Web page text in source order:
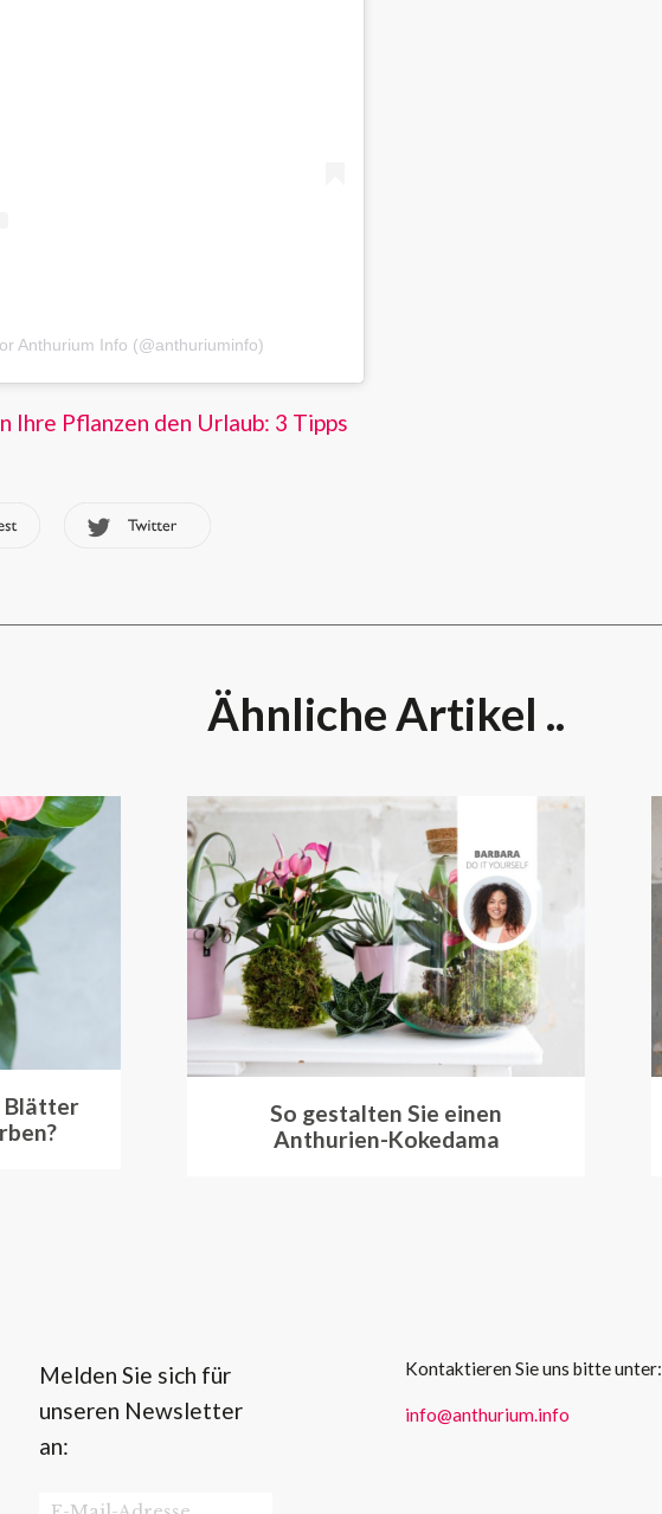
Anthurium Info (@anthuriuminfo)
Ihre Pflanzen den Urlaub: 3 Tipps
Ähnliche Artikel ..
Blätter
So gestalten Sie einen
Anthurien-Kokedama
Melden Sie sich für
unseren Newsletter
an:
Kontaktieren Sie uns bitte unter:
info@anthurium.info